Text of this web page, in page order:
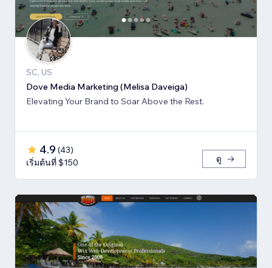
SC, US
Dove Media Marketing (Melisa Daveiga)
Elevating Your Brand to Soar Above the Rest.
4.9 (43)
เริ่มต้นที่ $150
ดู